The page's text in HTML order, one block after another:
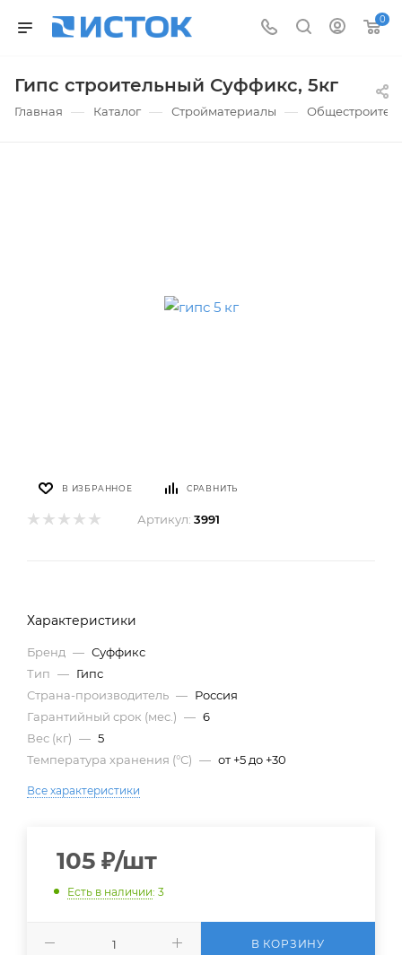
0
Гипс строительный Суффикс, 5кг
Главная — Каталог — Стройматериалы —
В ИЗБРАННОЕ СРАВНИТЬ
Артикул: 3991
Характеристики
Бренд — Суффикс
Тип — Гипс
Страна-производитель — Россия
Гарантийный срок (мес.) — 6
Вес (кг) — 5
Температура хранения (°С) — от +5 до +30
Все характеристики
105 ₽/шт
Есть в наличии: 3
В КОРЗИНУ